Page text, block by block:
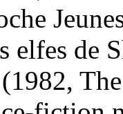
elfes de
(1982,